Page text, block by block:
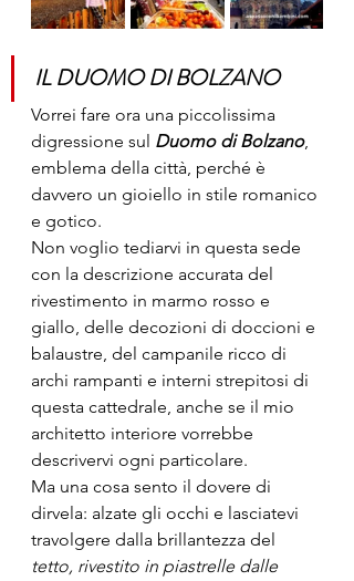
IL DUOMO DI BOLZANO
Vorrei fare ora una piccolissima
digressione sul Duomo di Bolzano,
emblema della città, perché è
davvero un gioiello in stile romanico
e gotico.
Non voglio tediarvi in questa sede
con la descrizione accurata del
rivestimento in marmo rosso e
giallo, delle decozioni di doccioni e
balaustre, del campanile ricco di
archi rampanti e interni strepitosi di
questa cattedrale, anche se il mio
architetto interiore vorrebbe
descrivervi ogni particolare.
Ma una cosa sento il dovere di
dirvela: alzate gli occhi e lasciatevi
travolgere dalla brillantezza del
tetto, rivestito in piastrelle dalle